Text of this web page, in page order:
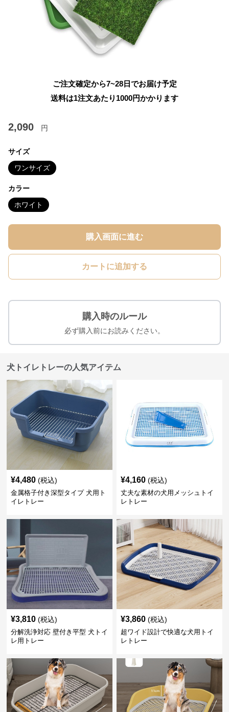
ご注文確定から7~28日でお届け予定
送料は1注文あたり 1000円かかります
2,090 円
サイズ
ワンサイズ
カラー
ホワイト
購入画面に進む
カートに追加する
購入時のルール
必ず購入前にお読みください。
犬トイレトレーの人気アイテム
¥4,480 (税込)
金属格子付き深型タイプ 犬用ト
イレトレー
¥4,160 (税込)
丈夫な素材の犬用メッシュトイ
レトレー
¥3,810 (税込)
分解洗浄対応 壁付き平型 犬トイ
レ用トレー
¥3,860 (税込)
超ワイド設計で快適な犬用トイ
レトレー